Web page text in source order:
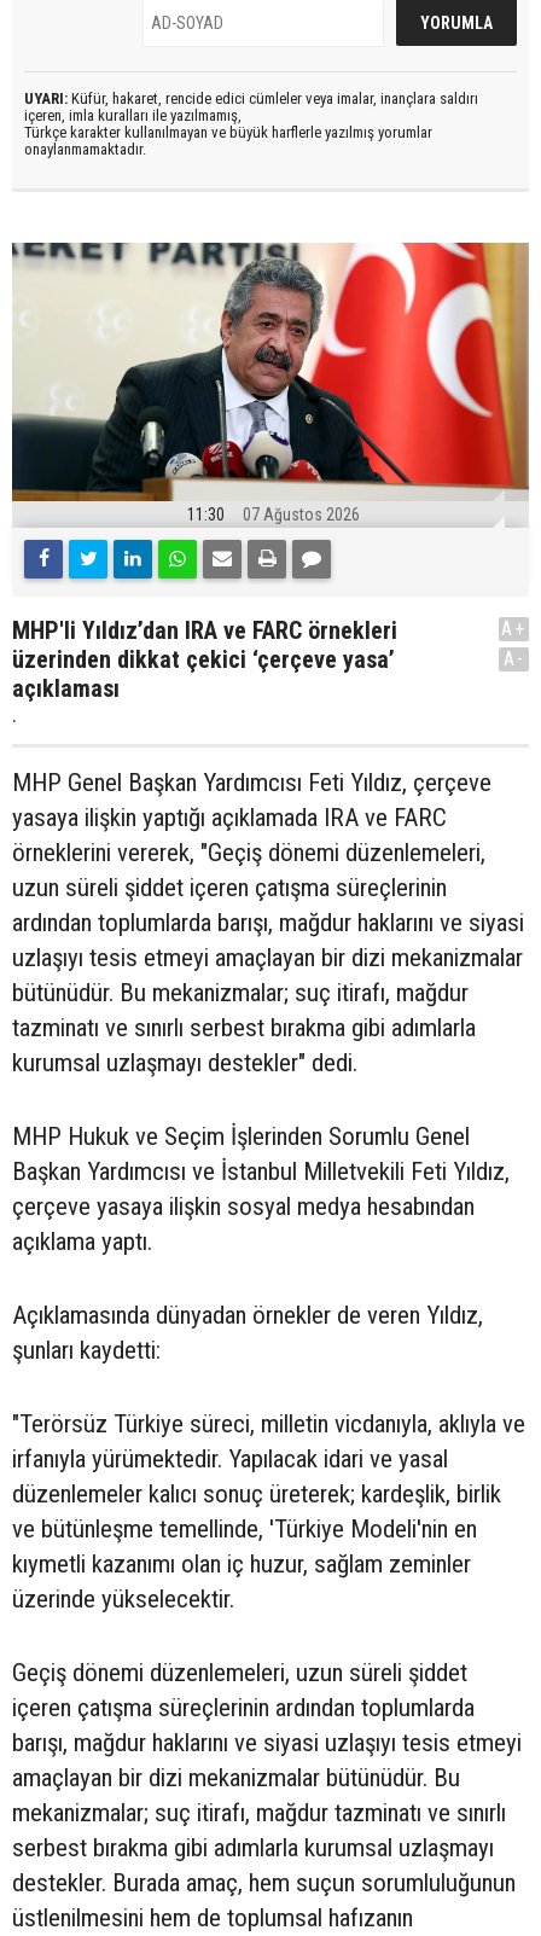
UYARI: Küfür, hakaret, rencide edici cümleler veya imalar, inançlara saldırı
içeren, imla kuralları ile yazılmamış,
Türkçe karakter kullanılmayan ve büyük harflerle yazılmış yorumlar
onaylanmamaktadır.
11:30 07 Ağustos 2026
MHP'li Yıldız’dan IRA ve FARC örnekleri
üzerinden dikkat çekici ‘çerçeve yasa’
açıklaması
.
A+
A-
MHP Genel Başkan Yardımcısı Feti Yıldız, çerçeve
yasaya ilişkin yaptığı açıklamada IRA ve FARC
örneklerini vererek, "Geçiş dönemi düzenlemeleri,
uzun süreli şiddet içeren çatışma süreçlerinin
ardından toplumlarda barışı, mağdur haklarını ve siyasi
uzlaşıyı tesis etmeyi amaçlayan bir dizi mekanizmalar
bütünüdür. Bu mekanizmalar; suç itirafı, mağdur
tazminatı ve sınırlı serbest bırakma gibi adımlarla
kurumsal uzlaşmayı destekler" dedi.
MHP Hukuk ve Seçim İşlerinden Sorumlu Genel
Başkan Yardımcısı ve İstanbul Milletvekili Feti Yıldız,
çerçeve yasaya ilişkin sosyal medya hesabından
açıklama yaptı.
Açıklamasında dünyadan örnekler de veren Yıldız,
şunları kaydetti:
"Terörsüz Türkiye süreci, milletin vicdanıyla, aklıyla ve
irfanıyla yürümektedir. Yapılacak idari ve yasal
düzenlemeler kalıcı sonuç üreterek; kardeşlik, birlik
ve bütünleşme temellinde, 'Türkiye Modeli'nin en
kıymetli kazanımı olan iç huzur, sağlam zeminler
üzerinde yükselecektir.
Geçiş dönemi düzenlemeleri, uzun süreli şiddet
içeren çatışma süreçlerinin ardından toplumlarda
barışı, mağdur haklarını ve siyasi uzlaşıyı tesis etmeyi
amaçlayan bir dizi mekanizmalar bütünüdür. Bu
mekanizmalar; suç itirafı, mağdur tazminatı ve sınırlı
serbest bırakma gibi adımlarla kurumsal uzlaşmayı
destekler. Burada amaç, hem suçun sorumluluğunun
üstlenilmesini hem de toplumsal hafızanın